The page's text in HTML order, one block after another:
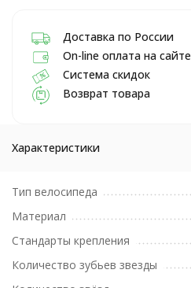
Доставка по России
On-line оплата на сайте
Система скидок
Возврат товара
Характеристики
Тип велосипеда
Материал
Стандарты крепления
Количество зубьев звезды